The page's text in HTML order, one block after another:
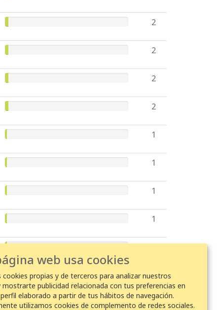
2
2
2
2
1
1
1
1
1
1
web usa cookies
cookies propias y de terceros para analizar nuestros
mostrarte publicidad relacionada con tus preferencias en
elaborado a partir de tus hábitos de navegación.
utilizamos cookies de complemento de redes sociales.